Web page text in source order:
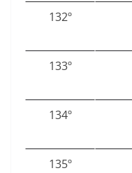
132º
133º
134º
135º